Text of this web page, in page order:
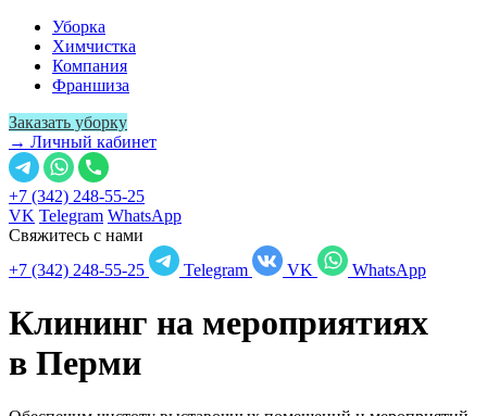
Уборка
Химчистка
Компания
Франшиза
Заказать уборку
→ Личный кабинет
+7 (342) 248-55-25
VK Telegram WhatsApp
Свяжитесь с нами
+7 (342) 248-55-25
Telegram VK WhatsApp
Клининг на мероприятиях
в Перми